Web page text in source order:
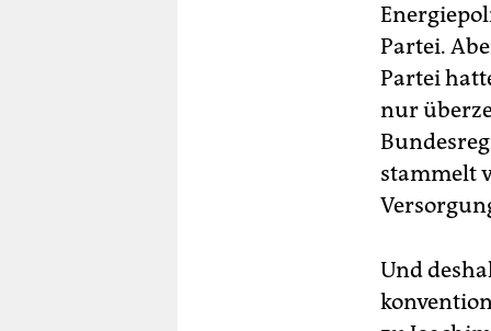
Partei.
Partei
nur
stammelt
Und